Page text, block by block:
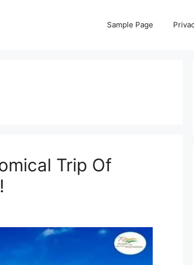
Sample Page
Trip Of